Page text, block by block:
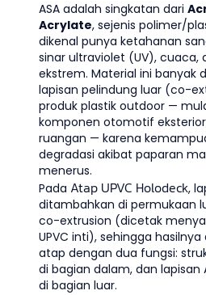
ASA adalah singkatan dari
Acrylate, sejenis polimer/
dikenal punya ketahanan
sinar ultraviolet (UV), cuaca,
ekstrem. Material ini banyak
lapisan pelindung luar (co-
produk plastik outdoor —
komponen otomotif
ruangan — karena
degradasi akibat paparan
menerus.
Pada Atap UPVC Holodeck,
ditambahkan di permukaan
co-extrusion (dicetak
UPVC inti), sehingga
atap dengan dua fungsi:
di bagian dalam, dan lapisan
di bagian luar.